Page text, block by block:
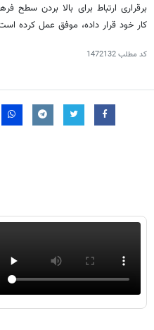
برقراری ارتباط برای بالا بردن سطح
کار خود قرار داده، موفق عمل کرده
کد مطلب1472132